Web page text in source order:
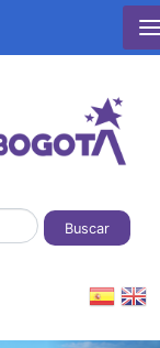
Buscar